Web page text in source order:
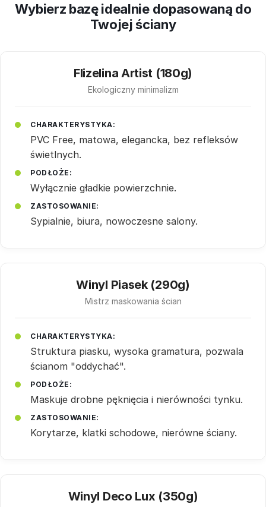
Wybierz bazę idealnie dopasowaną do
Twojej ściany
Flizelina Artist (180g)
Ekologiczny minimalizm
CHARAKTERYSTYKA:
PVC Free, matowa, elegancka, bez refleksów
świetlnych.
PODŁOŻE:
Wyłącznie gładkie powierzchnie.
ZASTOSOWANIE:
Sypialnie, biura, nowoczesne salony.
Winyl Piasek (290g)
Mistrz maskowania ścian
CHARAKTERYSTYKA:
Struktura piasku, wysoka gramatura, pozwala
ścianom "oddychać".
PODŁOŻE:
Maskuje drobne pęknięcia i nierówności tynku.
ZASTOSOWANIE:
Korytarze, klatki schodowe, nierówne ściany.
Winyl Deco Lux (350g)